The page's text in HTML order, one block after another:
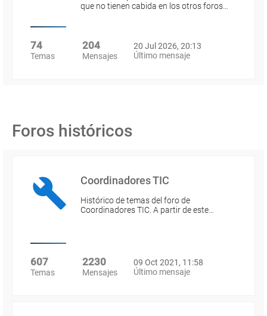
que no tienen cabida en los otros foros…
74
Temas
204
Mensajes
20 Jul 2026, 20:13
Último mensaje
Foros históricos
Coordinadores TIC
Histórico de temas del foro de
Coordinadores TIC. A partir de este…
607
Temas
2230
Mensajes
09 Oct 2021, 11:58
Último mensaje